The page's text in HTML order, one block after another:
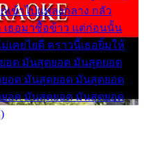
เข้าไปแหลงกลาง กลัว
เธอมาซื้อข้าว แต่ก่อนนั้น
ม่เคยไยดี คราวนี้เธอยิ้มให้
อด มันสุดยอด มันสุดยอด
อด มันสุดยอด มันสุดยอด
อด มันสุดยอด มันสุดยอด